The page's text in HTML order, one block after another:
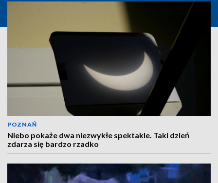
POZNAŃ
Niebo pokaże dwa niezwykłe spektakle. Taki dzień
zdarza się bardzo rzadko